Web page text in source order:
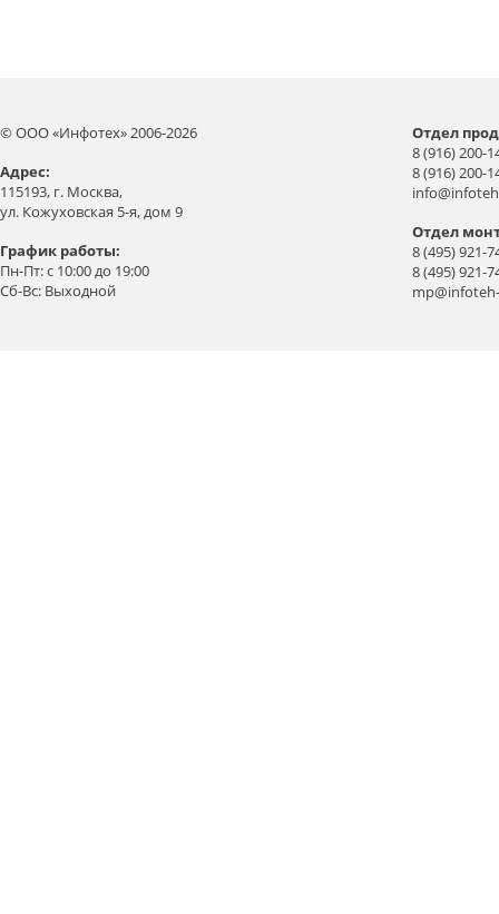
© ООО «Инфотех» 2006-2026
Aдрес:
115193, г. Москва,
ул. Кожуховская 5-я, дом 9
График работы:
Пн-Пт: с 10:00 до 19:00
Сб-Вс: Выходной
Отдел
8 (916) 200-
8 (916) 200-
Отдел
8 (495) 921-
8 (495) 921-